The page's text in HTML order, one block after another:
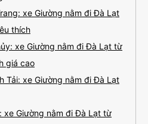
xe Giường nằm đi Đà Lạt
thích
xe Giường nằm đi Đà Lạt từ
giá cao
Tải: xe Giường nằm đi Đà Lạt
xe Giường nằm đi Đà Lạt từ